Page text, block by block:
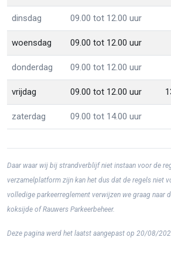
dinsdag 09.00 tot 12.00 uur
woensdag 09.00 tot 12.00 uur
donderdag 09.00 tot 12.00 uur
vrijdag 09.00 tot 12.00 uur
zaterdag 09.00 tot 14.00 uur
Daar waar wij bij strandverblijf niet instaan voor de
verzamelplatform zijn kan het dus dat de regels niet
volledige parkeerreglement verwijzen we graag naar
koksijde of Rauwers Parkeerbeheer.
Deze pagina werd het laatst aangepast op 20/08/